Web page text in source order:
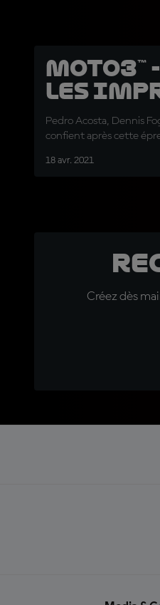
Moto3™
Les
Pedro Acosta, Dennis
confient après cette
18 avr. 2021
Créez dès